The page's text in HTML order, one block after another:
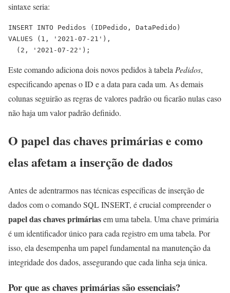
sintaxe seria:
INSERT INTO Pedidos (IDPedido, DataPedido)
VALUES (1, '2021-07-21'),
Este comando adiciona dois novos pedidos à tabela Pedidos,
especificando apenas o ID e a data para cada um. As demais
colunas seguirão as regras de valores padrão ou ficarão nulas caso
não haja um valor padrão definido.
O papel das chaves primárias e como
elas afetam a inserção de dados
Antes de adentrarmos nas técnicas específicas de inserção de
dados com o comando SQL INSERT, é crucial compreender o
papel das chaves primáriasem uma tabela. Uma chave primária
é um identificador único para cada registro em uma tabela. Por
isso, ela desempenha um papel fundamental na manutenção da
integridade dos dados, assegurando que cada linha seja única.
Por que as chaves primárias são essenciais?